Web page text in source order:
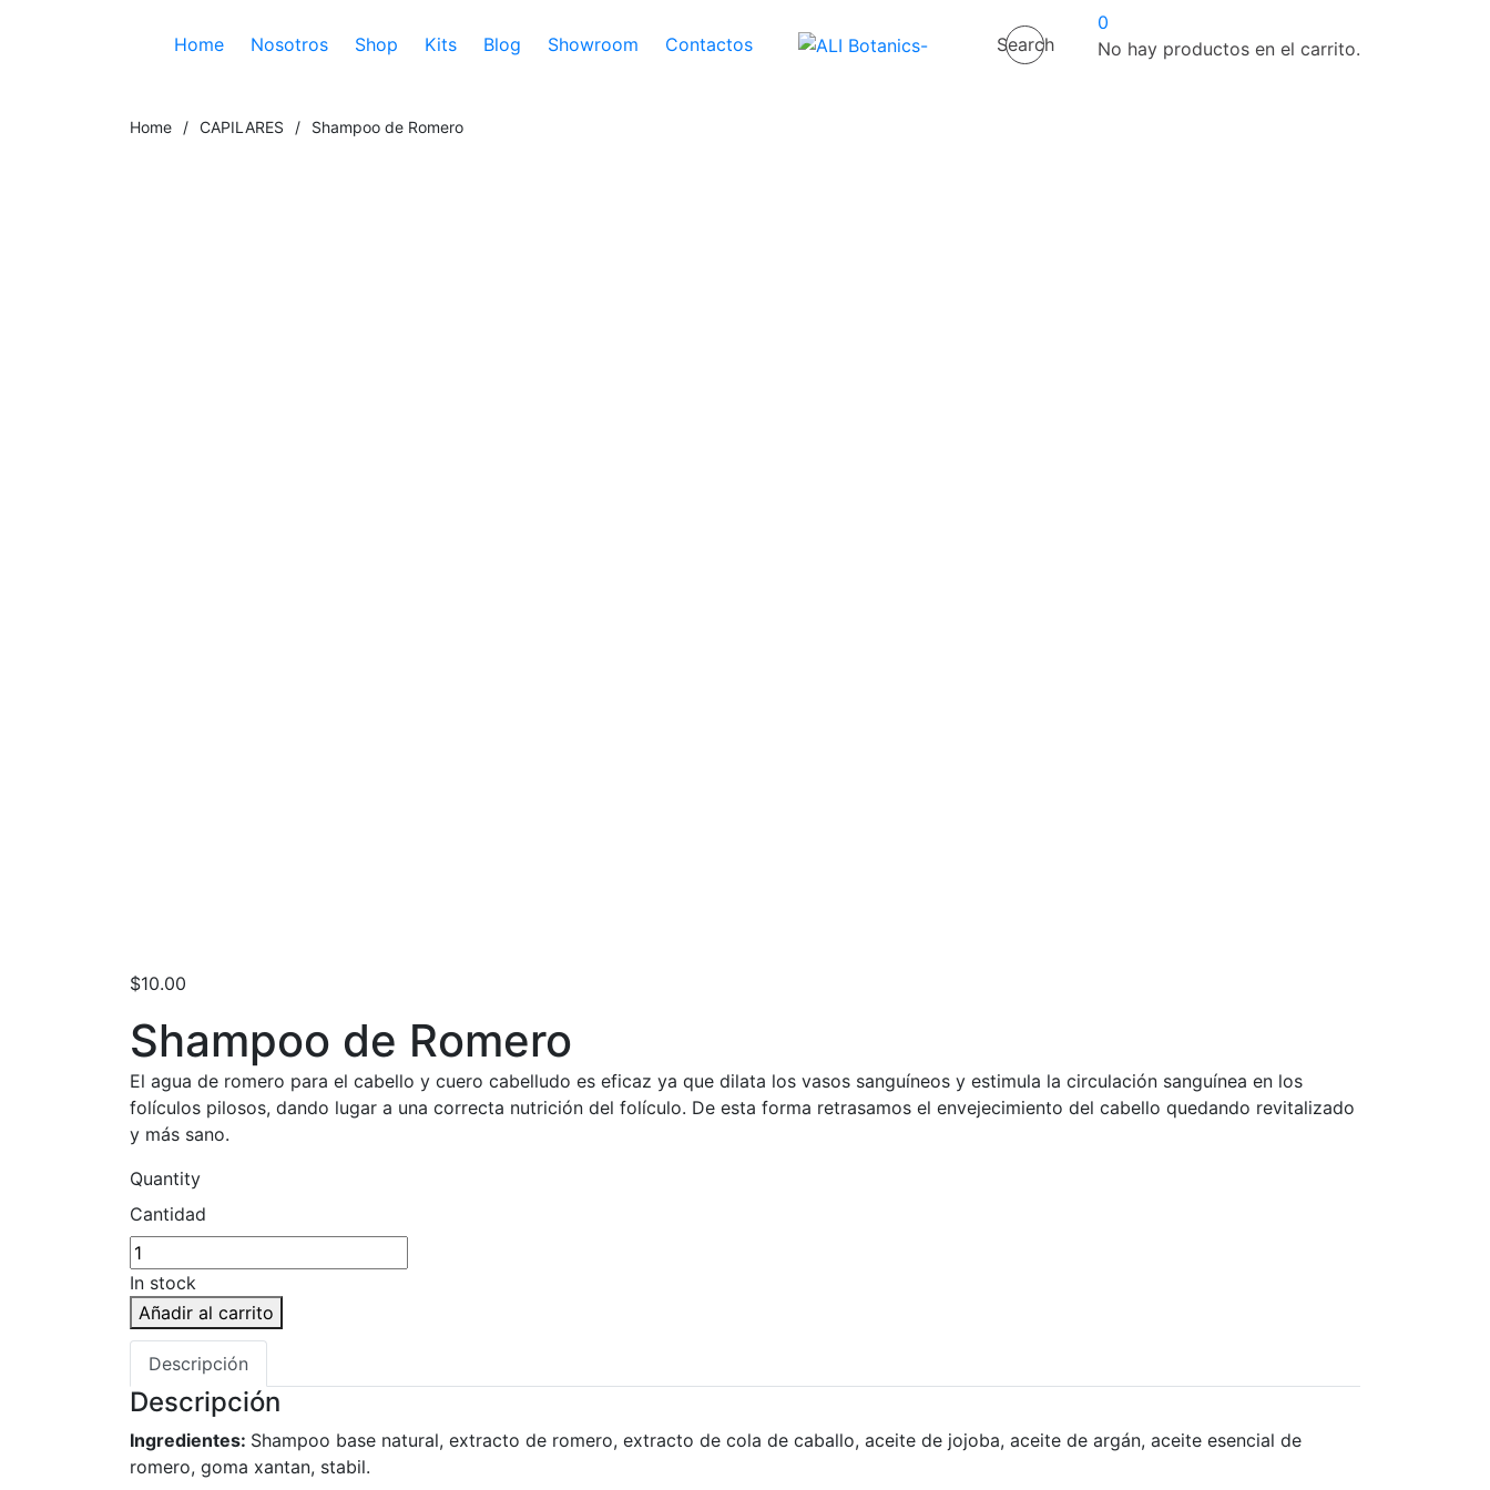
Home Nosotros Shop Kits Blog Showroom Contactos Search
0
No hay productos en el carrito.
Home / CAPILARES / Shampoo de Romero
$10.00
Shampoo de Romero
El agua de romero para el cabello y cuero cabelludo es eficaz ya que dilata los vasos sanguíneos y estimula la circulación sanguínea en los
folículos pilosos, dando lugar a una correcta nutrición del folículo. De esta forma retrasamos el envejecimiento del cabello quedando revitalizado
y más sano.
Quantity
Cantidad
In stock
Añadir al carrito
Descripción
Descripción
Ingredientes: Shampoo base natural, extracto de romero, extracto de cola de caballo, aceite de jojoba, aceite de argán, aceite esencial de
romero, goma xantan, stabil.